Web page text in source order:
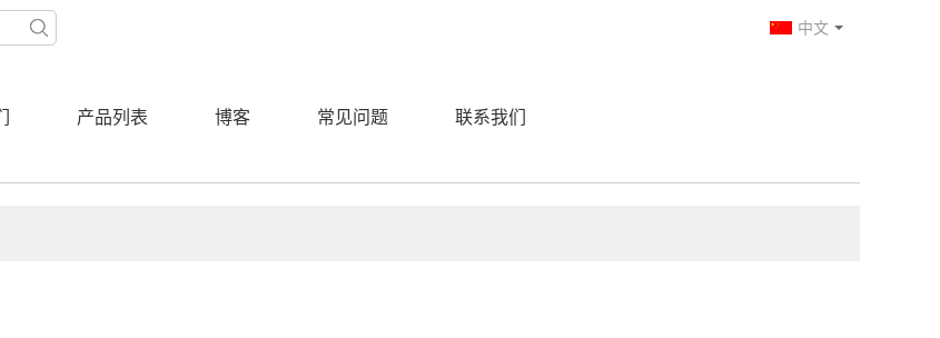
中文
产品列表 博客 常见问题 联系我们